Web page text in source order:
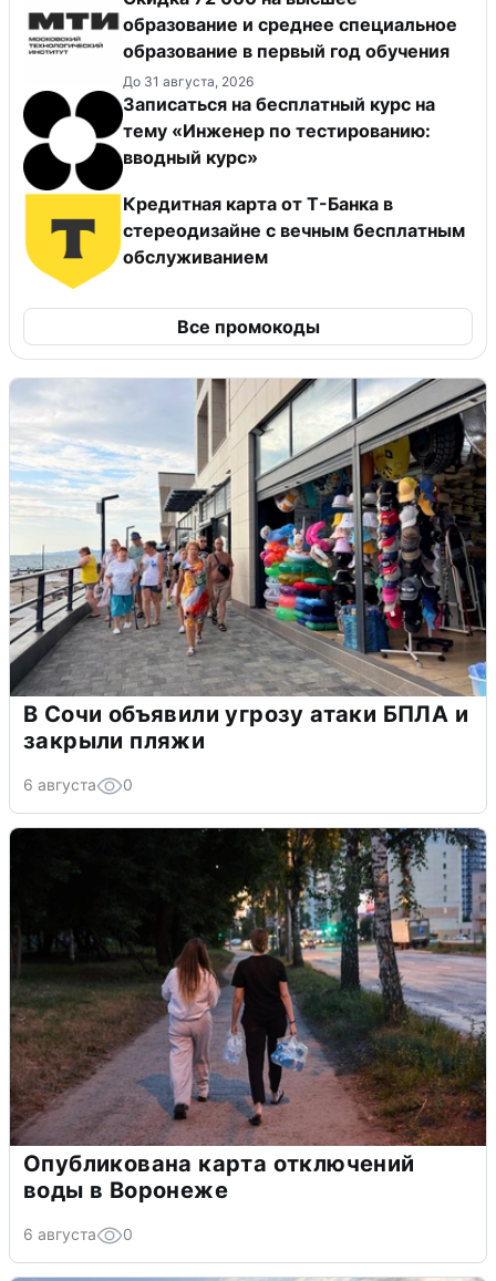
образование и среднее специальное
образование в первый год обучения
До 31 августа, 2026
Записаться на бесплатный курс на
тему «Инженер по тестированию:
вводный курс»
Кредитная карта от Т-Банка в
стереодизайне с вечным бесплатным
обслуживанием
Все промокоды
В Сочи объявили угрозу атаки БПЛА и
закрыли пляжи
6 августа 0
Опубликована карта отключений
воды в Воронеже
6 августа 0